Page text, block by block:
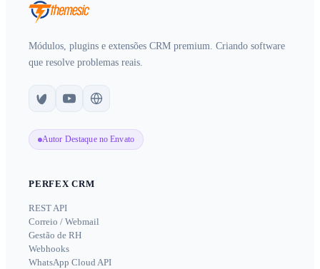
Módulos, plugins e extensões CRM premium. Criando software
que resolve problemas reais.
Autor Destaque no Envato
PERFEX CRM
REST API
Correio / Webmail
Gestão de RH
Webhooks
WhatsApp Cloud API